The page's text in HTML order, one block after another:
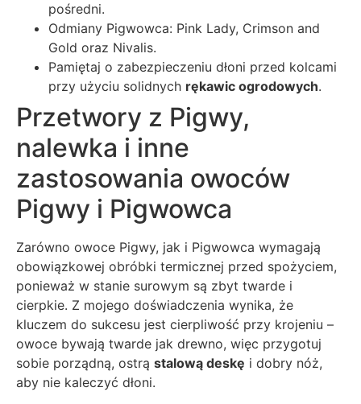
pośredni.
Odmiany Pigwowca: Pink Lady, Crimson and
Gold oraz Nivalis.
Pamiętaj o zabezpieczeniu dłoni przed kolcami
przy użyciu solidnych rękawic ogrodowych.
Przetwory z Pigwy,
nalewka i inne
zastosowania owoców
Pigwy i Pigwowca
Zarówno owoce Pigwy, jak i Pigwowca wymagają
obowiązkowej obróbki termicznej przed spożyciem,
ponieważ w stanie surowym są zbyt twarde i
cierpkie. Z mojego doświadczenia wynika, że
kluczem do sukcesu jest cierpliwość przy krojeniu –
owoce bywają twarde jak drewno, więc przygotuj
sobie porządną, ostrą stalową deskę i dobry nóż,
aby nie kaleczyć dłoni.